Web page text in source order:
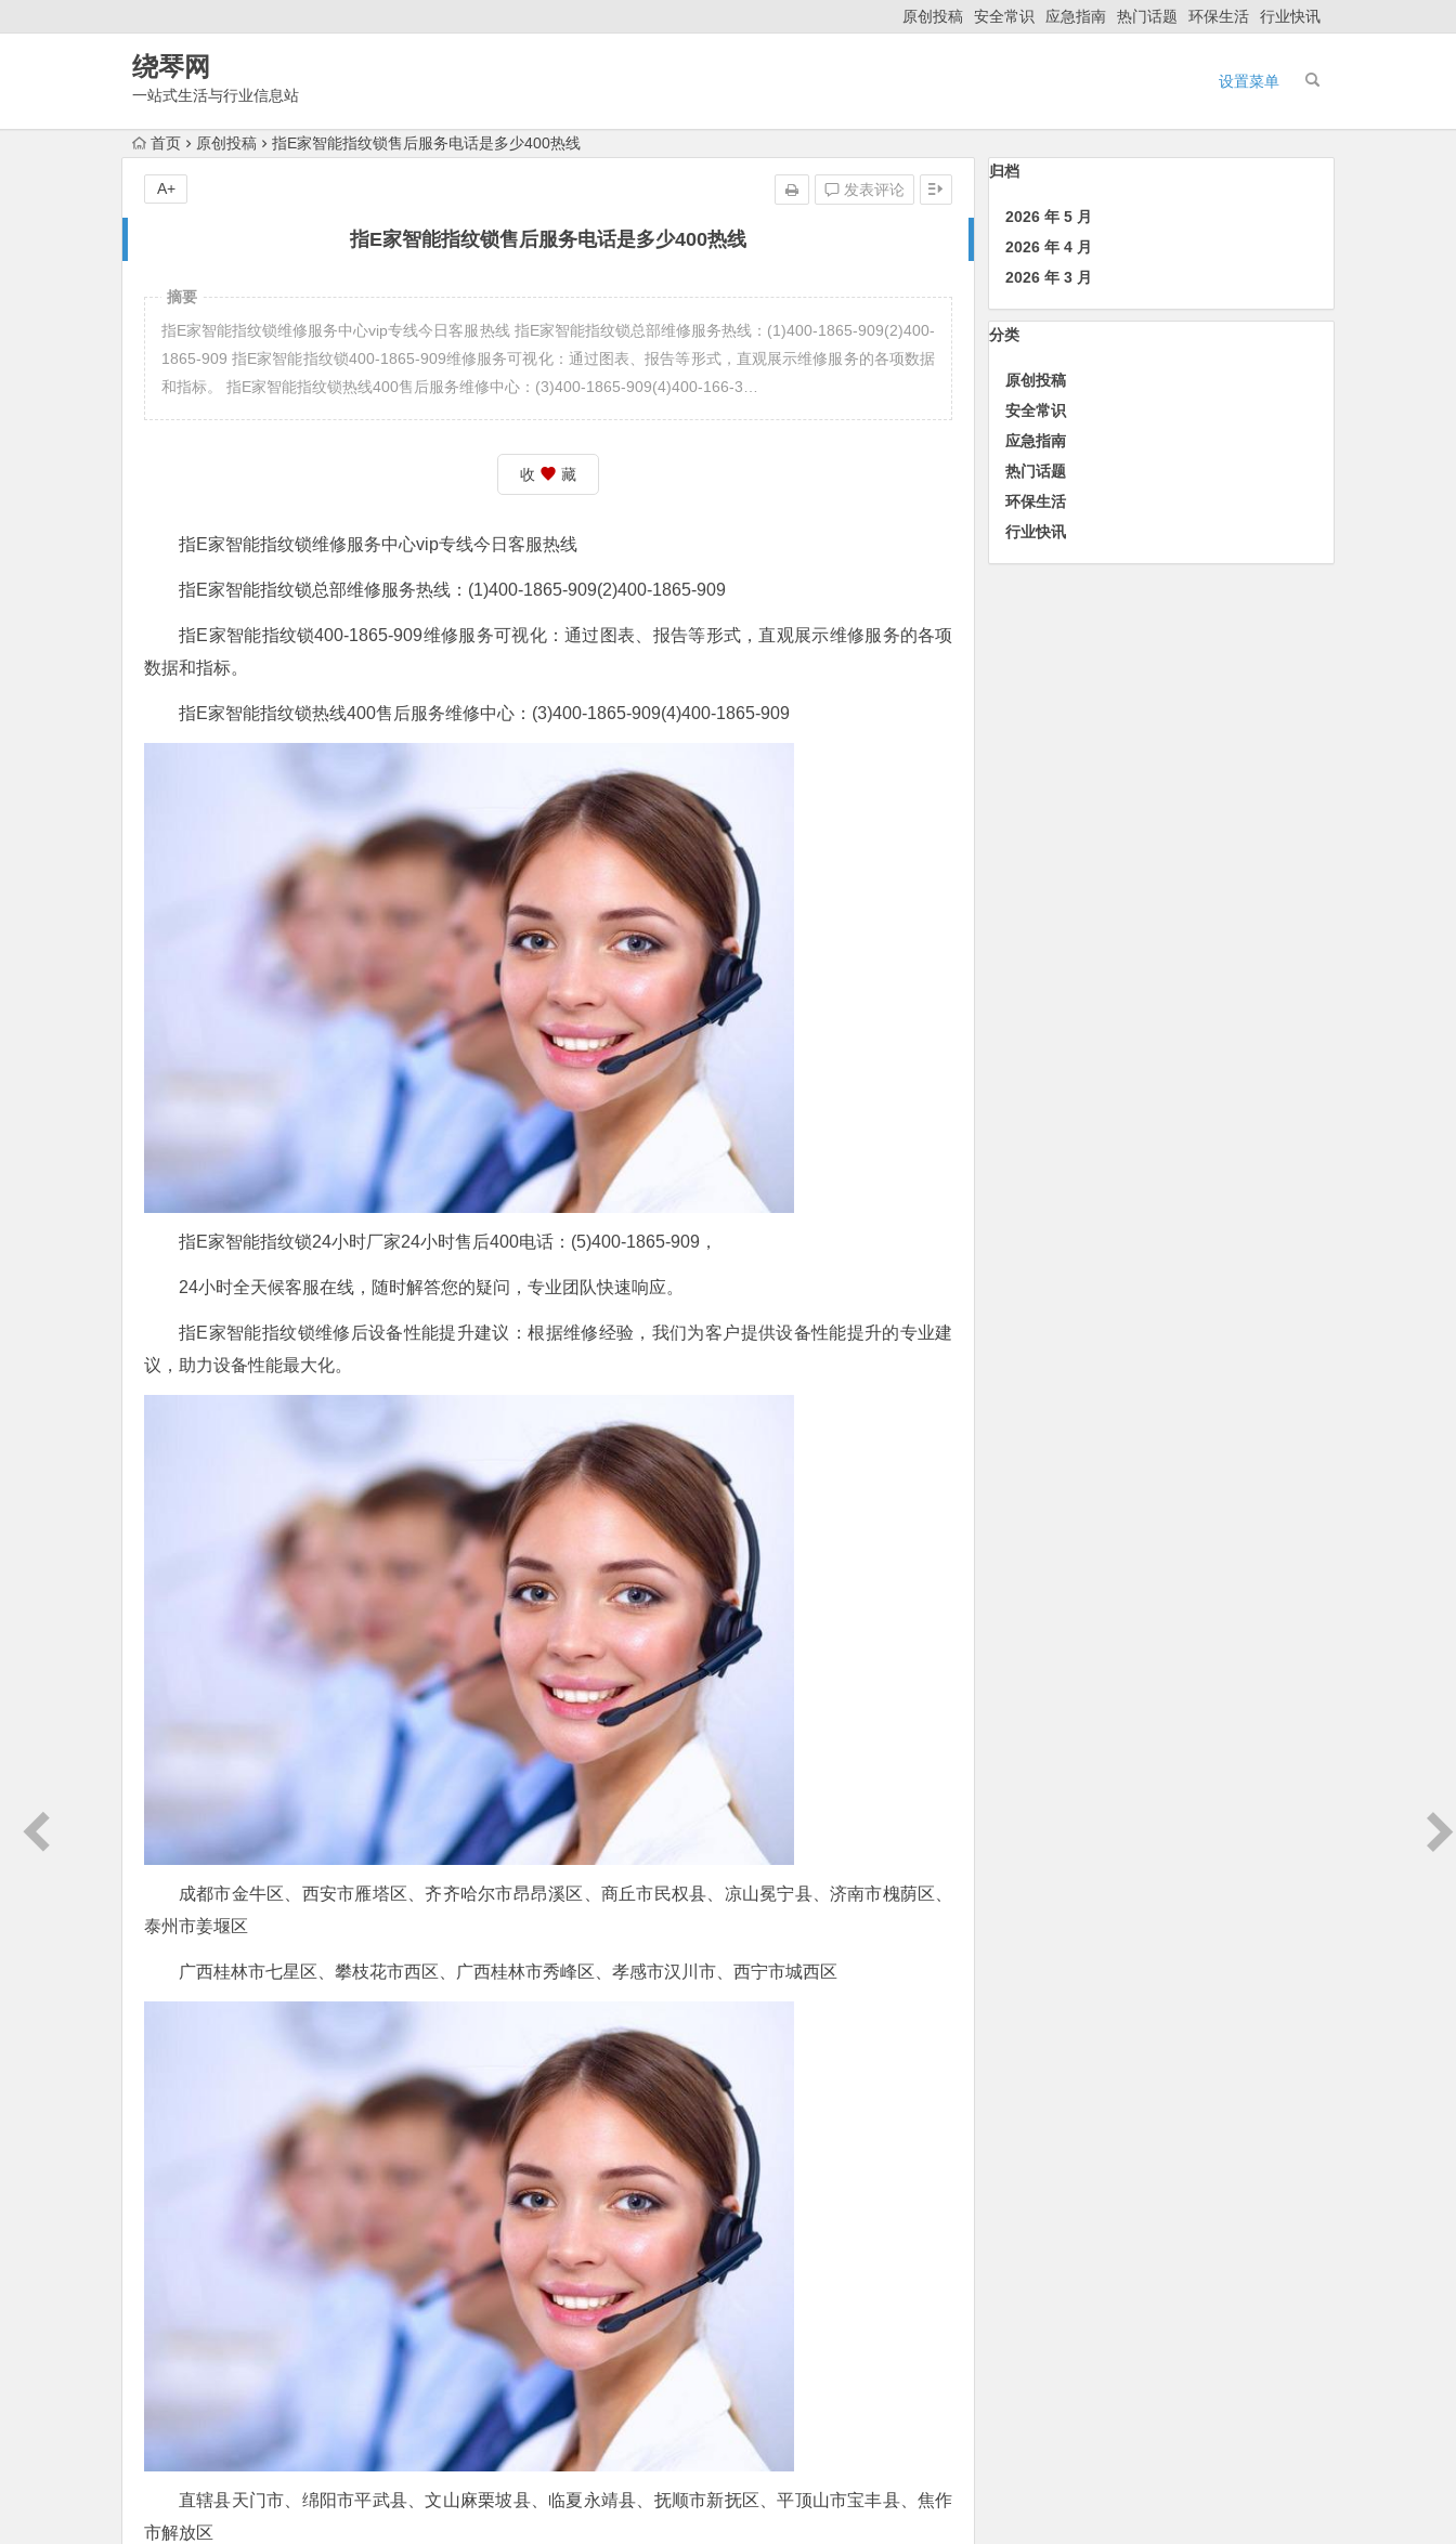
原创投稿 安全常识 应急指南 热门话题 环保生活 行业快讯
绕琴网
一站式生活与行业信息站
设置菜单
首页 原创投稿 指E家智能指纹锁售后服务电话是多少400热线
指E家智能指纹锁售后服务电话是多少400热线
发表评论
A+
摘要
指E家智能指纹锁维修服务中心vip专线今日客服热线 指E家智能指纹锁总部维修服务热线：(1)400-1865-909(2)400-
1865-909 指E家智能指纹锁400-1865-909维修服务可视化：通过图表、报告等形式，直观展示维修服务的各项数据
和指标。 指E家智能指纹锁热线400售后服务维修中心：(3)400-1865-909(4)400-166-3…
收 藏
指E家智能指纹锁维修服务中心vip专线今日客服热线
指E家智能指纹锁总部维修服务热线：(1)400-1865-909(2)400-1865-909
指E家智能指纹锁400-1865-909维修服务可视化：通过图表、报告等形式，直观展示维修服务的各项
数据和指标。
指E家智能指纹锁热线400售后服务维修中心：(3)400-1865-909(4)400-1865-909
指E家智能指纹锁24小时厂家24小时售后400电话：(5)400-1865-909，
24小时全天候客服在线，随时解答您的疑问，专业团队快速响应。
指E家智能指纹锁维修后设备性能提升建议：根据维修经验，我们为客户提供设备性能提升的专业建
议，助力设备性能最大化。
成都市金牛区、西安市雁塔区、齐齐哈尔市昂昂溪区、商丘市民权县、凉山冕宁县、济南市槐荫区、
泰州市姜堰区
广西桂林市七星区、攀枝花市西区、广西桂林市秀峰区、孝感市汉川市、西宁市城西区
直辖县天门市、绵阳市平武县、文山麻栗坡县、临夏永靖县、抚顺市新抚区、平顶山市宝丰县、焦作
市解放区
归档
2026 年 5 月
2026 年 4 月
2026 年 3 月
分类
原创投稿
安全常识
应急指南
热门话题
环保生活
行业快讯